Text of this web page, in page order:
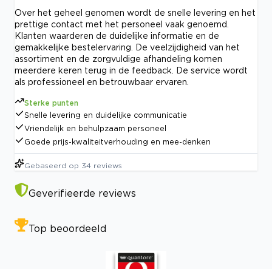
Over het geheel genomen wordt de snelle levering en het
prettige contact met het personeel vaak genoemd.
Klanten waarderen de duidelijke informatie en de
gemakkelijke bestelervaring. De veelzijdigheid van het
assortiment en de zorgvuldige afhandeling komen
meerdere keren terug in de feedback. De service wordt
als professioneel en betrouwbaar ervaren.
Sterke punten
Snelle levering en duidelijke communicatie
Vriendelijk en behulpzaam personeel
Goede prijs-kwaliteitverhouding en mee-denken
Gebaseerd op 34 reviews
Geverifieerde reviews
Top beoordeeld